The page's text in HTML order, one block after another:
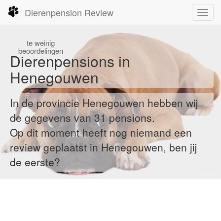
Dierenpension Review
teweinig
beoordelingen
Dierenpensions in
Henegouwen
In de provincie Henegouwen hebben wij
de gegevens van 31 pensions.
Op dit moment heeft nog niemand een
review geplaatst in Henegouwen, ben jij
de eerste?